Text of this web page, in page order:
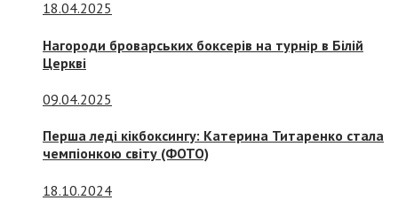
18.04.2025
Нагороди броварських боксерів на турнір в Білій
Церкві
09.04.2025
Перша леді кікбоксингу: Катерина Титаренко стала
чемпіонкою світу (ФОТО)
18.10.2024